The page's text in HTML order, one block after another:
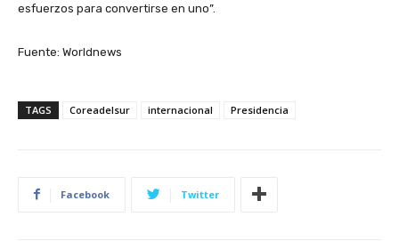
esfuerzos para convertirse en uno”.
Fuente: Worldnews
TAGS Coreadelsur internacional Presidencia
Facebook Twitter